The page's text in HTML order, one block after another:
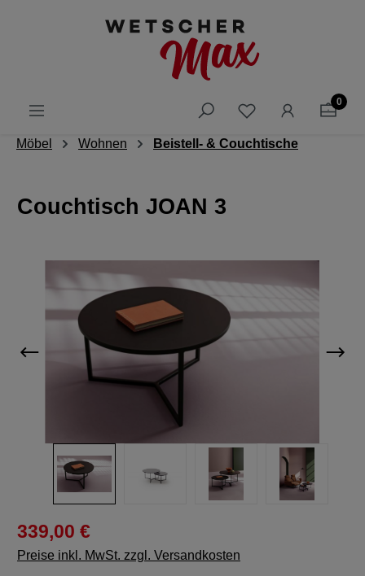
0
Möbel Wohnen Beistell- & Couchtische
Couchtisch JOAN 3
339,00 €
Preise inkl. MwSt. zzgl. Versandkosten